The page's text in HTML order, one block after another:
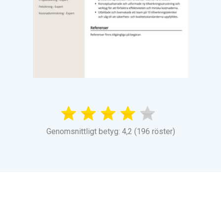
Genomsnittligt betyg: 4,2 (196 röster)